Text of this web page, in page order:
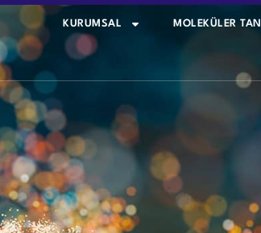
KURUMSAL MOLEKÜLER TANI